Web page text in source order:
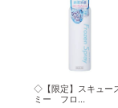
◇【限定】スキュー
ミー フロ...